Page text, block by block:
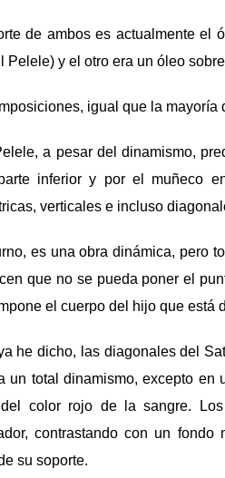
de ambos es actualmente el
Pelele) y el otro era un óleo
igual que la mayoría
a pesar del dinamismo,
inferior y por el muñeco
verticales e incluso
es una obra dinámica, pero
que no se pueda poner el
el cuerpo del hijo que está
he dicho, las diagonales del
un total dinamismo, excepto en
color rojo de la sangre.
contrastando con un
su soporte.